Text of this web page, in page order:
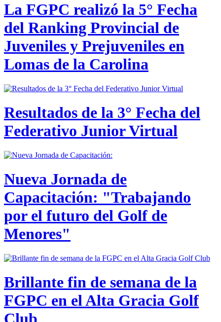
La FGPC realizó la 5° Fecha
del Ranking Provincial de
Juveniles y Prejuveniles en
Lomas de la Carolina
Resultados de la 3° Fecha del
Federativo Junior Virtual
Nueva Jornada de
Capacitación: "Trabajando
por el futuro del Golf de
Menores"
Brillante fin de semana de la
FGPC en el Alta Gracia Golf